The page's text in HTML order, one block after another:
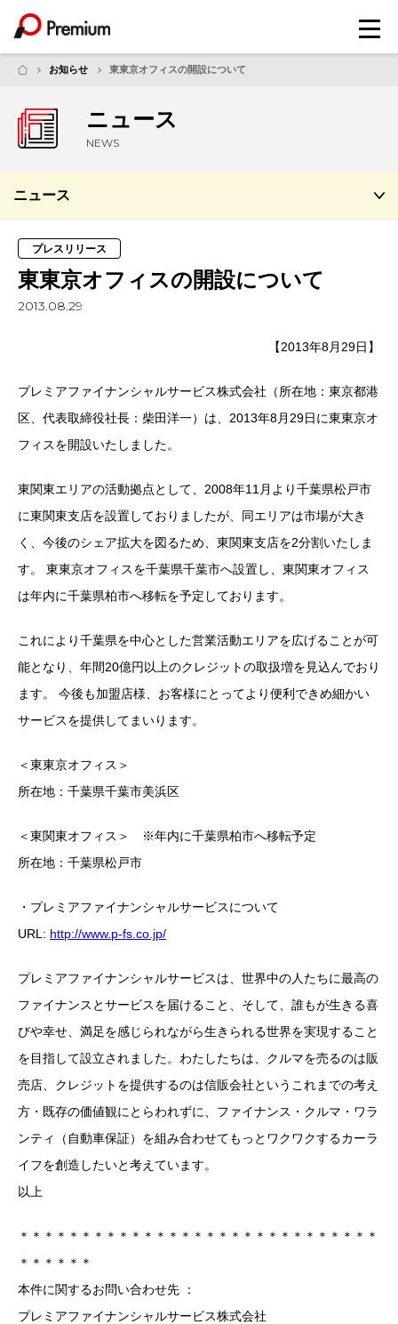
メ
ニ
お知らせ 東東京オフィスの開設について
ニュース
NEWS
ニュース
プレスリリース
東東京オフィスの開設について
2013.08.29
【2013年8月29日】
プレミアファイナンシャルサービス株式会社（所在地：東京都港
区、代表取締役社長：柴田洋一）は、2013年8月29日に東東京オ
フィスを開設いたしました。
東関東エリアの活動拠点として、2008年11月より千葉県松戸市
に東関東支店を設置しておりましたが、同エリアは市場が大き
く、今後のシェア拡大を図るため、東関東支店を2分割いたしま
す。 東東京オフィスを千葉県千葉市へ設置し、東関東オフィス
は年内に千葉県柏市へ移転を予定しております。
これにより千葉県を中心とした営業活動エリアを広げることが可
能となり、年間20億円以上のクレジットの取扱増を見込んでおり
ます。 今後も加盟店様、お客様にとってより便利できめ細かい
サービスを提供してまいります。
＜東東京オフィス＞
所在地：千葉県千葉市美浜区
＜東関東オフィス＞ ※年内に千葉県柏市へ移転予定
所在地：千葉県松戸市
・プレミアファイナンシャルサービスについて
URL: http://www.p-fs.co.jp/
プレミアファイナンシャルサービスは、世界中の人たちに最高の
ファイナンスとサービスを届けること、そして、誰もが生きる喜
びや幸せ、満足を感じられながら生きられる世界を実現すること
を目指して設立されました。わたしたちは、クルマを売るのは販
売店、クレジットを提供するのは信販会社というこれまでの考え
方・既存の価値観にとらわれずに、ファイナンス・クルマ・ワラ
ンティ（自動車保証）を組み合わせてもっとワクワクするカーラ
イフを創造したいと考えています。
以上
＊＊＊＊＊＊＊＊＊＊＊＊＊＊＊＊＊＊＊＊＊＊＊＊＊＊＊＊＊
＊＊＊＊＊＊
本件に関するお問い合わせ先 ：
プレミアファイナンシャルサービス株式会社